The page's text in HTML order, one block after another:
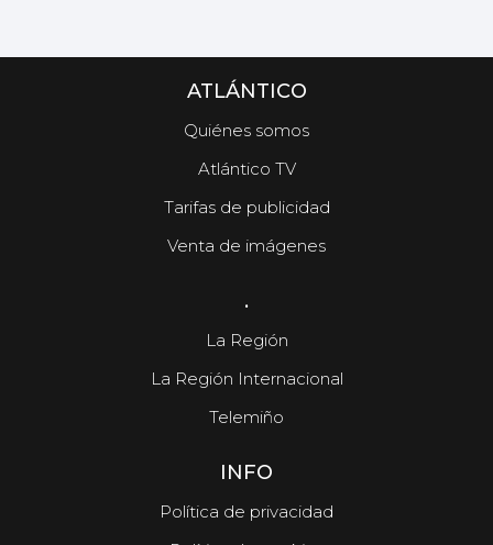
ATLÁNTICO
Quiénes somos
Atlántico TV
Tarifas de publicidad
Venta de imágenes
.
La Región
La Región Internacional
Telemiño
INFO
Política de privacidad